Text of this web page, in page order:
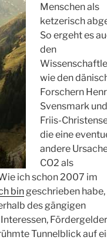
Menschen als
ketzerisch
So ergeht es
den
wie den
Forschern
Svensmark
Friis-
die eine
andere
CO2 als
ich schon 2007 im
bin geschrieben habe,
des gängigen
Tunnelblick auf